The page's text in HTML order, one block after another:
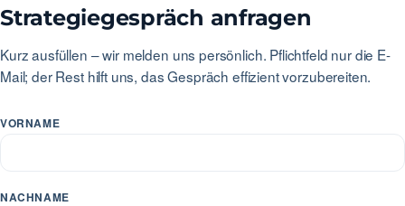
Strategiegespräch anfragen
Kurz ausfüllen – wir melden uns persönlich. Pflichtfeld nur die E-
Mail; der Rest hilft uns, das Gespräch effizient vorzubereiten.
VORNAME
NACHNAME